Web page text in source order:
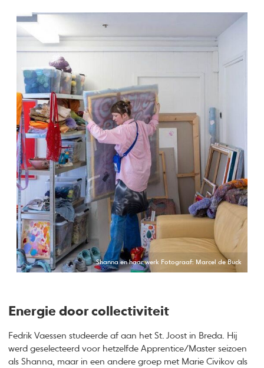
Shanna en haar werk Fotograaf: Marcel de Buck
Energie door collectiviteit
Fedrik Vaessen studeerde af aan het St. Joost in Breda. Hij
werd geselecteerd voor hetzelfde Apprentice/Master seizoen
als Shanna, maar in een andere groep met Marie Civikov als